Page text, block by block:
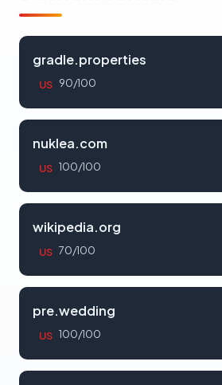
gradle.properties
US 90/100
nuklea.com
US 100/100
wikipedia.org
US 70/100
pre.wedding
US 100/100